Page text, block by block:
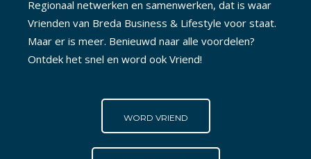
Regionaal netwerken en samenwerken, dat is waar
Vrienden van Breda Business & Lifestyle voor staat.
Maar er is meer. Benieuwd naar alle voordelen?
Ontdek het snel en word ook Vriend!
WORD VRIEND